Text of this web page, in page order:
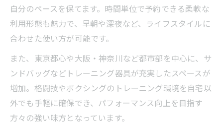
自分のペースを保てます。時間単位で予約できる柔軟な
利用形態も魅力で、早朝や深夜など、ライフスタイルに
合わせた使い方が可能です。
また、東京都心や大阪・神奈川など都市部を中心に、サ
ンドバッグなどトレーニング器具が充実したスペースが
増加。格闘技やボクシングのトレーニング環境を自宅以
外でも手軽に確保でき、パフォーマンス向上を目指す
方々の強い味方となっています。